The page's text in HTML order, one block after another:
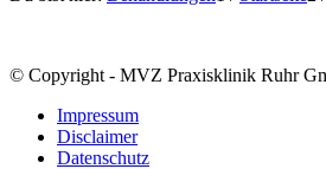
© Copyright - MVZ Praxisklinik Ruhr
Impressum
Disclaimer
Datenschutz